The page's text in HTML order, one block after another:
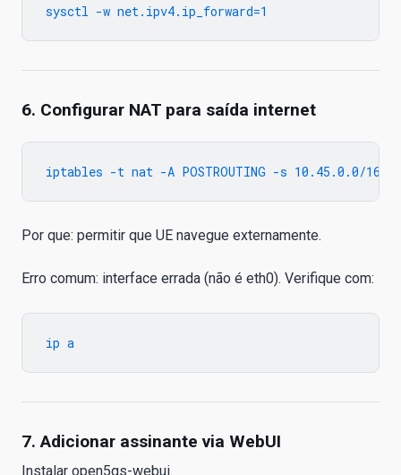
6. Configurar NAT para saída internet
Por que: permitir que UE navegue externamente.
Erro comum: interface errada (não é eth0). Verifique com:
7. Adicionar assinante via WebUI
Instalar open5gs-webui.